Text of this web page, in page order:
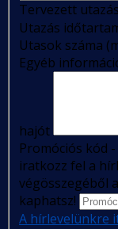
Tervezett
Utazás
Utasok száma
Egyéb
hajót
Promóciós kód
iratkozz fel a
végösszegéből
kaphatsz!
A hírlevelünkre